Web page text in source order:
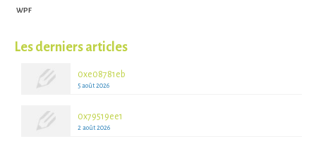
WPF
Les derniers articles
0xe08781eb
5 août 2026
0x79519ee1
2 août 2026